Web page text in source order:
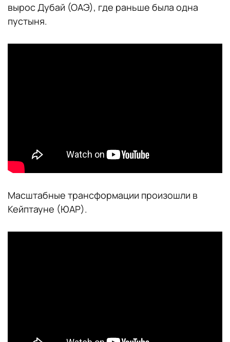
вырос Дубай (ОАЭ), где раньше была одна
пустыня.
Масштабные трансформации произошли в
Кейптауне (ЮАР).